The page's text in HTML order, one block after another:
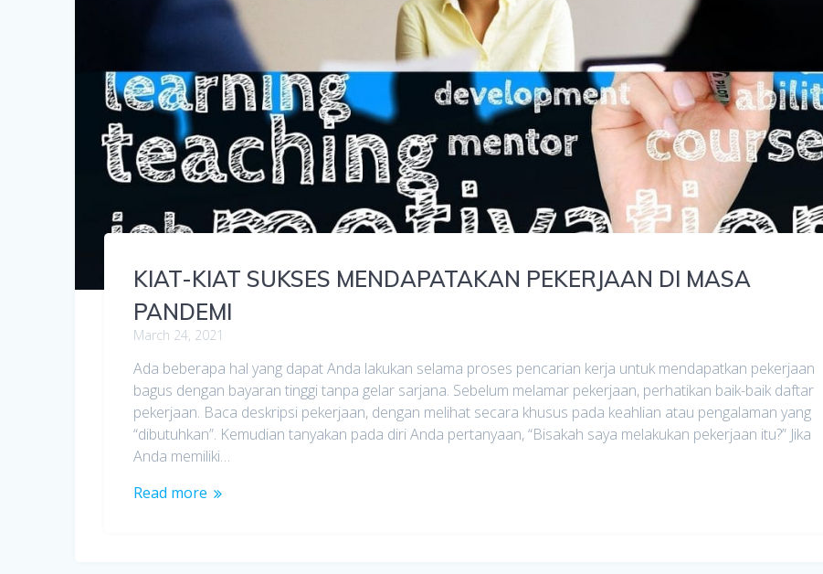
KIAT-KIAT SUKSES MENDAPATAKAN PEKERJAAN DI MASA
PANDEMI
March 24, 2021
Ada beberapa hal yang dapat Anda lakukan selama proses pencarian kerja untuk mendapatkan pekerjaan
bagus dengan bayaran tinggi tanpa gelar sarjana. Sebelum melamar pekerjaan, perhatikan baik-baik daftar
pekerjaan. Baca deskripsi pekerjaan, dengan melihat secara khusus pada keahlian atau pengalaman yang
“dibutuhkan”. Kemudian tanyakan pada diri Anda pertanyaan, “Bisakah saya melakukan pekerjaan itu?” Jika
Anda memiliki…
Read more